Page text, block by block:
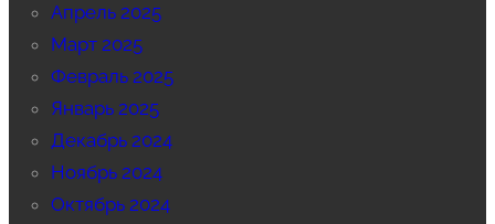
Апрель 2025
Март 2025
Февраль 2025
Январь 2025
Декабрь 2024
Ноябрь 2024
Октябрь 2024